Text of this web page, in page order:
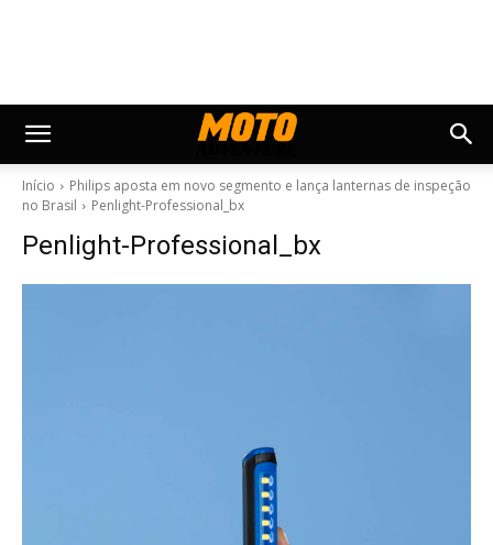
Início
Philips aposta em novo segmento e lança lanternas de inspeção
no Brasil
Penlight-Professional_bx
Penlight-Professional_bx